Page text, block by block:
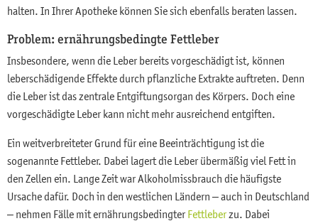
halten. In Ihrer Apotheke können Sie sich ebenfalls beraten lassen.
Problem: ernährungsbedingte Fettleber
Insbesondere, wenn die Leber bereits vorgeschädigt ist, können
leberschädigende Effekte durch pflanzliche Extrakte auftreten. Denn
die Leber ist das zentrale Entgiftungsorgan des Körpers. Doch eine
vorgeschädigte Leber kann nicht mehr ausreichend entgiften.
Ein weitverbreiteter Grund für eine Beeinträchtigung ist die
sogenannte Fettleber. Dabei lagert die Leber übermäßig viel Fett in
den Zellen ein. Lange Zeit war Alkoholmissbrauch die häufigste
Ursache dafür. Doch in den westlichen Ländern – auch in Deutschland
– nehmen Fälle mit ernährungsbedingterFettleberzu. Dabei